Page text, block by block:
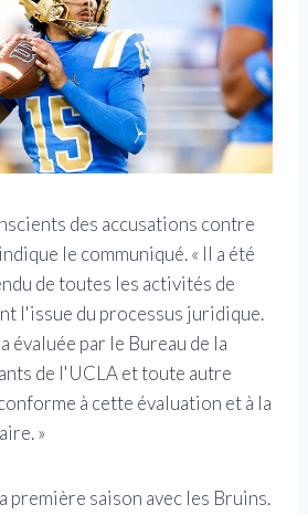
des accusations contre
le communiqué. « Il a été
de toutes les activités de
l'issue du processus juridique.
évaluée par le Bureau de la
de l'UCLA et toute autre
à cette évaluation et à la
»
première saison avec les Bruins.